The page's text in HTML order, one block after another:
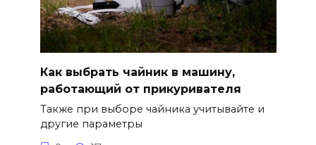
Как выбрать чайник в машину,
работающий от прикуривателя
Также при выборе чайника учитывайте и
другие параметры